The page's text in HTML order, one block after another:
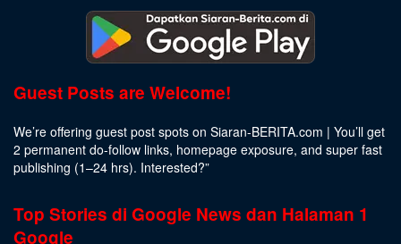
Guest Posts are Welcome!
We’re offering guest post spots on Siaran-BERITA.com | You’ll get
2 permanent do-follow links, homepage exposure, and super fast
publishing (1–24 hrs). Interested?”
Top Stories di Google News dan Halaman 1
Google